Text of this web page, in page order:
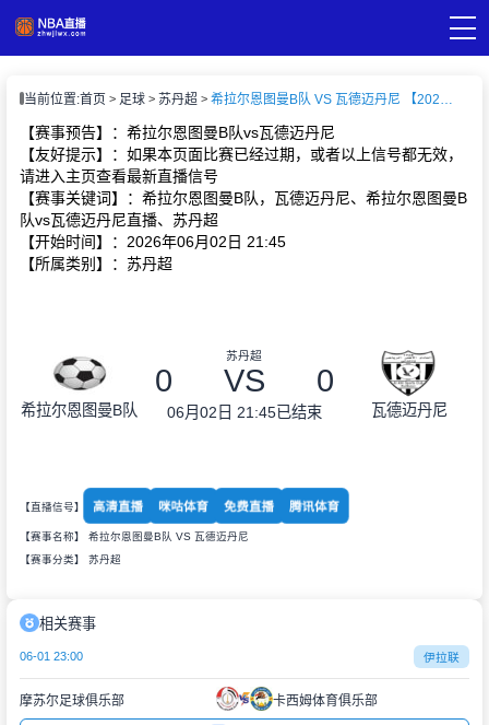
播
闻
当前位置:首页 足球 苏丹超 希拉尔恩图曼B队 VS 瓦德迈丹尼 【2026-06-02 21:45:00】
【赛事预告】：希拉尔恩图曼B队vs瓦德迈丹尼
【友好提示】：如果本页面比赛已经过期，或者以上信号都无效，
请进入主页查看最新直播信号
【赛事关键词】：希拉尔恩图曼B队，瓦德迈丹尼、希拉尔恩图曼B
队vs瓦德迈丹尼直播、苏丹超
【开始时间】：2026年06月02日 21:45
【所属类别】：苏丹超
希拉尔恩图曼B队
苏丹超
0 VS 0
06月02日 21:45已结束 瓦德迈丹尼
【直播信号】 高清直播 咪咕体育 免费直播 腾讯体育
【赛事名称】 希拉尔恩图曼B队 VS 瓦德迈丹尼
【赛事分类】 苏丹超
相关赛事
06-01 23:00 伊拉联
摩苏尔足球俱乐部 卡西姆体育俱乐部